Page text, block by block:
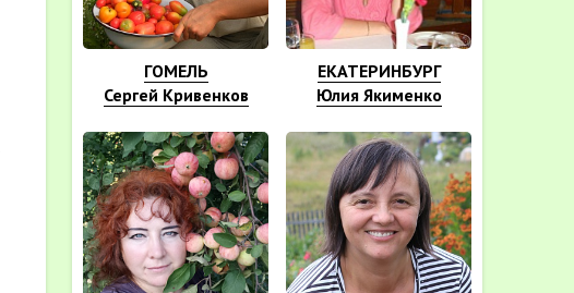
ГОМЕЛЬ
Сергей Кривенков
ЕКАТЕРИНБУРГ
Юлия Якименко